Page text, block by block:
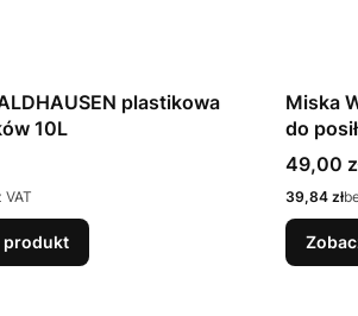
plastikowa
10L
VAT
produkt
Miska
do
Cena
49,00
Cena
39,84 zł